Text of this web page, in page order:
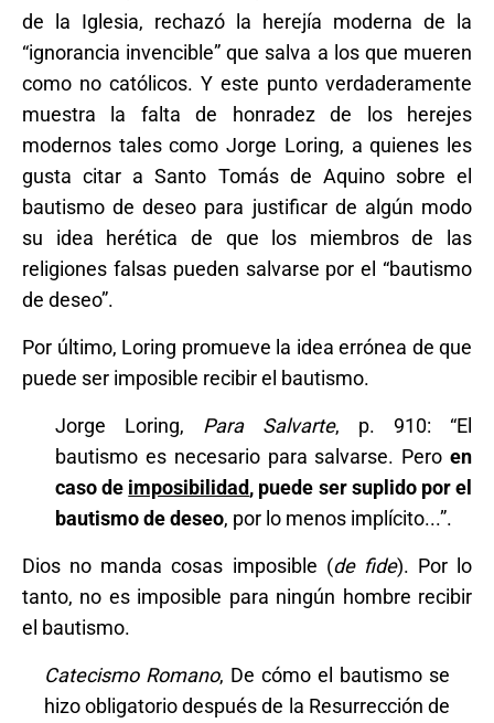
de la Iglesia, rechazó la herejía moderna de la
“ignorancia invencible” que salva a los que mueren
como no católicos. Y este punto verdaderamente
muestra la falta de honradez de los herejes
modernos tales como Jorge Loring, a quienes les
gusta citar a Santo Tomás de Aquino sobre el
bautismo de deseo para justificar de algún modo
su idea herética de que los miembros de las
religiones falsas pueden salvarse por el “bautismo
de deseo”.
Por último, Loring promueve la idea errónea de que
puede ser imposible recibir el bautismo.
Jorge Loring, Para Salvarte, p. 910: “El
bautismo es necesario para salvarse. Pero en
caso de imposibilidad, puede ser suplido por el
bautismo de deseo, por lo menos implícito...”.
Dios no manda cosas imposible (de fide). Por lo
tanto, no es imposible para ningún hombre recibir
el bautismo.
Catecismo Romano, De cómo el bautismo se
hizo obligatorio después de la Resurrección de